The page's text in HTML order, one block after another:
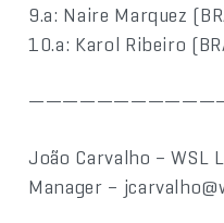
9.a: Naire Marquez
10.a: Karol Ribeiro
João Carvalho – WSL
Manager –